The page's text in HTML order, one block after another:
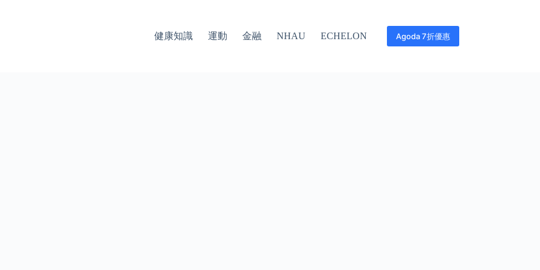
健康知識 運動 金融 NHAU ECHELON Agoda 7折優惠